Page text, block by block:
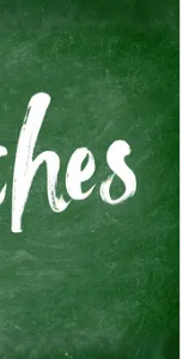
beantwortet
20 82,
im Flyer:
2025.pdf